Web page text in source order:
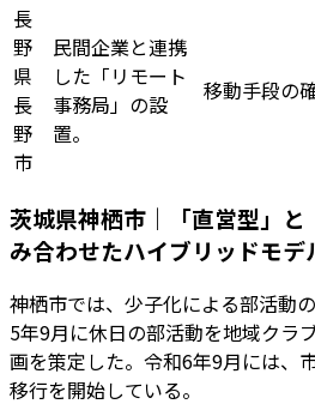
長
野
県
長
野
市
民間企業と連携
した「リモート
事務局」の設
置。
移動手段の
茨城県神栖市｜「直営型」
み合わせたハイブリッドモデ
神栖市では、少子化による部活動
5年9月に休日の部活動を地域クラ
画を策定した。令和6年9月には、
移行を開始している。